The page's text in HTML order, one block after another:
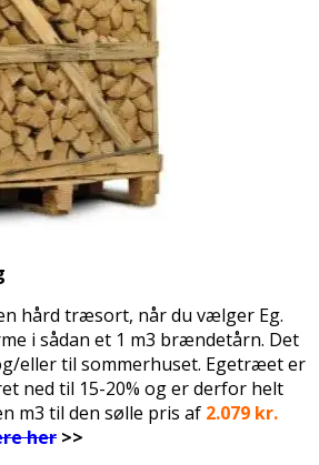
hård træsort, når du vælger Eg.
i sådan et 1 m3 brændetårn. Det
eller til sommerhuset. Egetræet er
ned til 15-20% og er derfor helt
m3 til den sølle pris af 2.079 kr.
her >>